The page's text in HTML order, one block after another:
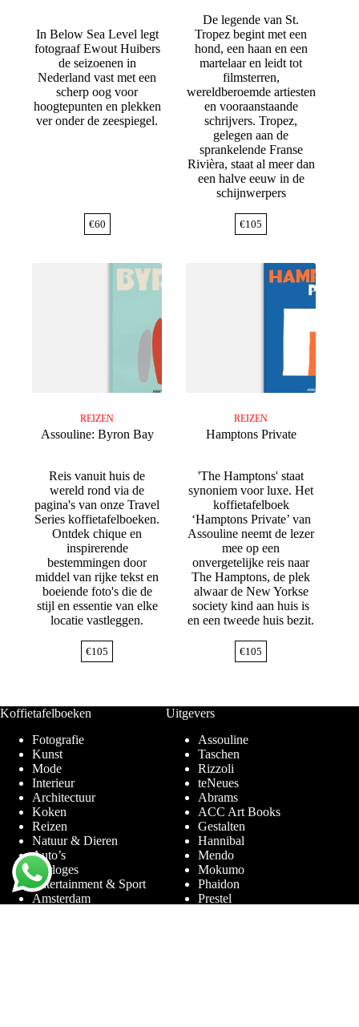
In Below Sea Level legt
fotograaf Ewout Huibers
de seizoenen in
Nederland vast met een
scherp oog voor
hoogtepunten en plekken
ver onder de zeespiegel.
€60
De legende van St.
Tropez begint met een
hond, een haan en een
martelaar en leidt tot
filmsterren,
wereldberoemde artiesten
en vooraanstaande
schrijvers. Tropez,
gelegen aan de
sprankelende Franse
Rivièra, staat al meer dan
een halve eeuw in de
schijnwerpers
€105
REIZEN
Assouline: Byron Bay
Reis vanuit huis de
wereld rond via de
pagina's van onze Travel
Series koffietafelboeken.
Ontdek chique en
inspirerende
bestemmingen door
middel van rijke tekst en
boeiende foto's die de
stijl en essentie van elke
locatie vastleggen.
€105
REIZEN
Hamptons Private
'The Hamptons' staat
synoniem voor luxe. Het
koffietafelboek
‘Hamptons Private’ van
Assouline neemt de lezer
mee op een
onvergetelijke reis naar
The Hamptons, de plek
alwaar de New Yorkse
society kind aan huis is
en een tweede huis bezit.
€105
Koffietafelboeken
Fotografie
Kunst
Mode
Interieur
Architectuur
Koken
Reizen
Natuur & Dieren
Auto’s
Horloges
Entertainment & Sport
Amsterdam
Uitgevers
Assouline
Taschen
Rizzoli
teNeues
Abrams
ACC Art Books
Gestalten
Hannibal
Mendo
Mokumo
Phaidon
Prestel